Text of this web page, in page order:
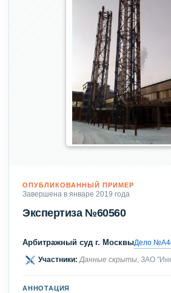
ОПУБЛИКОВАННЫЙ ПРИМЕР
Завершена в январе 2019 года
Экспертиза №60560
Арбитражный суд г. МосквыДело
Участники: Данные скрыты, ЗАО
АННОТАЦИЯ